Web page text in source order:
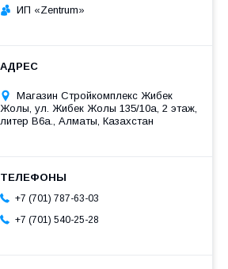
ИП «Zentrum»
Магазин Стройкомплекс Жибек
Жолы, ул. Жибек Жолы 135/10а, 2 этаж,
литер В6а., Алматы, Казахстан
+7 (701) 787-63-03
+7 (701) 540-25-28